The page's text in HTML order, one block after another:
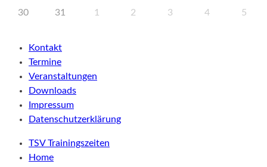
30 31 1 2 3 4 5
Kontakt
Termine
Veranstaltungen
Downloads
Impressum
Datenschutzerklärung
TSV Trainingszeiten
Home